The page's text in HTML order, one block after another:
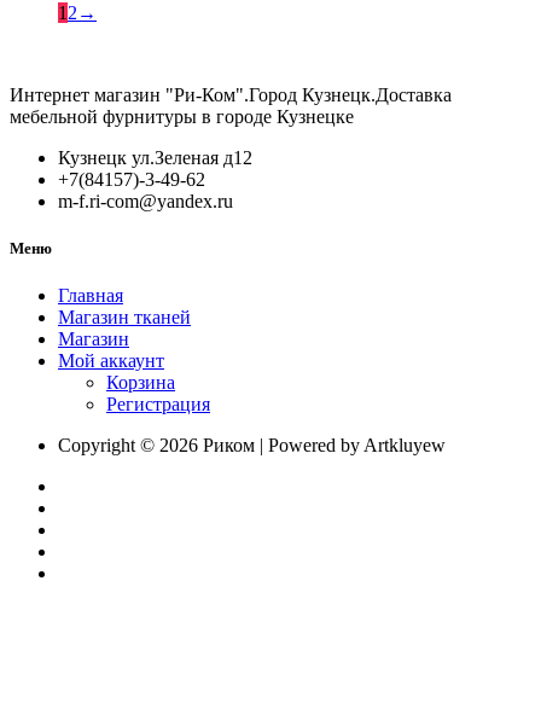
1 2 →
Интернет магазин "Ри-Ком".Город Кузнецк.Доставка
мебельной фурнитуры в городе Кузнецке
Кузнецк ул.Зеленая д12
+7(84157)-3-49-62
m-f.ri-com@yandex.ru
Меню
Главная
Магазин тканей
Магазин
Мой аккаунт
Корзина
Регистрация
Copyright © 2026 Риком | Powered by Artkluyew